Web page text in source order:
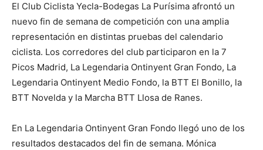
El Club Ciclista Yecla-Bodegas La Purísima afrontó un
nuevo fin de semana de competición con una amplia
representación en distintas pruebas del calendario
ciclista. Los corredores del club participaron en la 7
Picos Madrid, La Legendaria Ontinyent Gran Fondo, La
Legendaria Ontinyent Medio Fondo, la BTT El Bonillo, la
BTT Novelda y la Marcha BTT Llosa de Ranes.
En La Legendaria Ontinyent Gran Fondo llegó uno de los
resultados destacados del fin de semana. Mónica